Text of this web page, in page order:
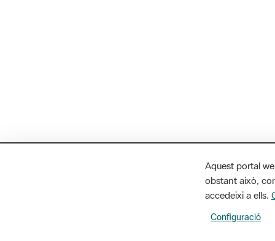
Aquest portal
obstant això,
accedeixi a ells.
Configuració